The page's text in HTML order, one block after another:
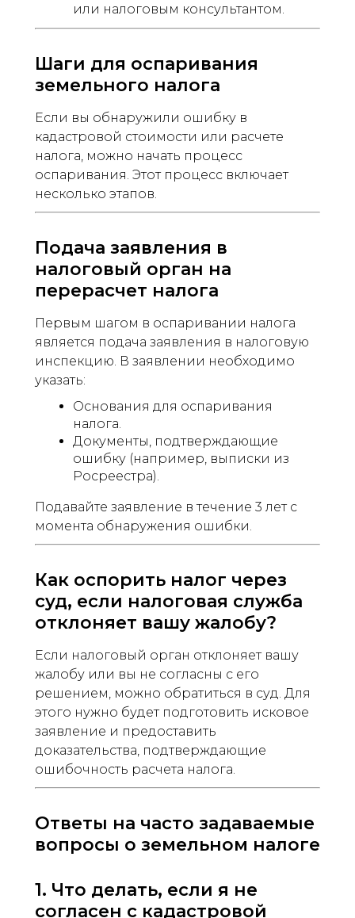
или налоговым консультантом.
Шаги для оспаривания
земельного налога
Если вы обнаружили ошибку в
кадастровой стоимости или расчете
налога, можно начать процесс
оспаривания. Этот процесс включает
несколько этапов.
Подача заявления в
налоговый орган на
перерасчет налога
Первым шагом в оспаривании налога
является подача заявления в налоговую
инспекцию. В заявлении необходимо
указать:
Основания для оспаривания
налога.
Документы, подтверждающие
ошибку (например, выписки из
Росреестра).
Подавайте заявление в течение 3 лет с
момента обнаружения ошибки.
Как оспорить налог через
суд, если налоговая служба
отклоняет вашу жалобу?
Если налоговый орган отклоняет вашу
жалобу или вы не согласны с его
решением, можно обратиться в суд. Для
этого нужно будет подготовить исковое
заявление и предоставить
доказательства, подтверждающие
ошибочность расчета налога.
Ответы на часто задаваемые
вопросы о земельном налоге
1. Что делать, если я не
согласен с кадастровой